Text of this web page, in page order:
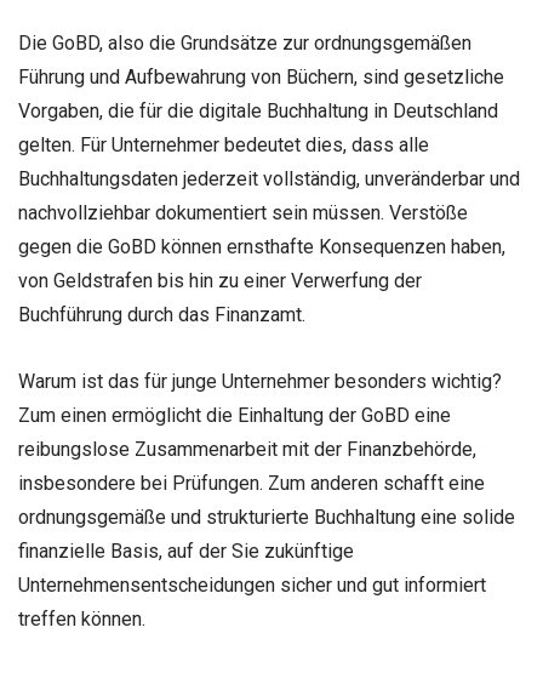
Die GoBD, also die Grundsätze zur ordnungsgemäßen
Führung und Aufbewahrung von Büchern, sind gesetzliche
Vorgaben, die für die digitale Buchhaltung in Deutschland
gelten. Für Unternehmer bedeutet dies, dass alle
Buchhaltungsdaten jederzeit vollständig, unveränderbar und
nachvollziehbar dokumentiert sein müssen. Verstöße
gegen die GoBD können ernsthafte Konsequenzen haben,
von Geldstrafen bis hin zu einer Verwerfung der
Buchführung durch das Finanzamt.
Warum ist das für junge Unternehmer besonders wichtig?
Zum einen ermöglicht die Einhaltung der GoBD eine
reibungslose Zusammenarbeit mit der Finanzbehörde,
insbesondere bei Prüfungen. Zum anderen schafft eine
ordnungsgemäße und strukturierte Buchhaltung eine solide
finanzielle Basis, auf der Sie zukünftige
Unternehmensentscheidungen sicher und gut informiert
treffen können.